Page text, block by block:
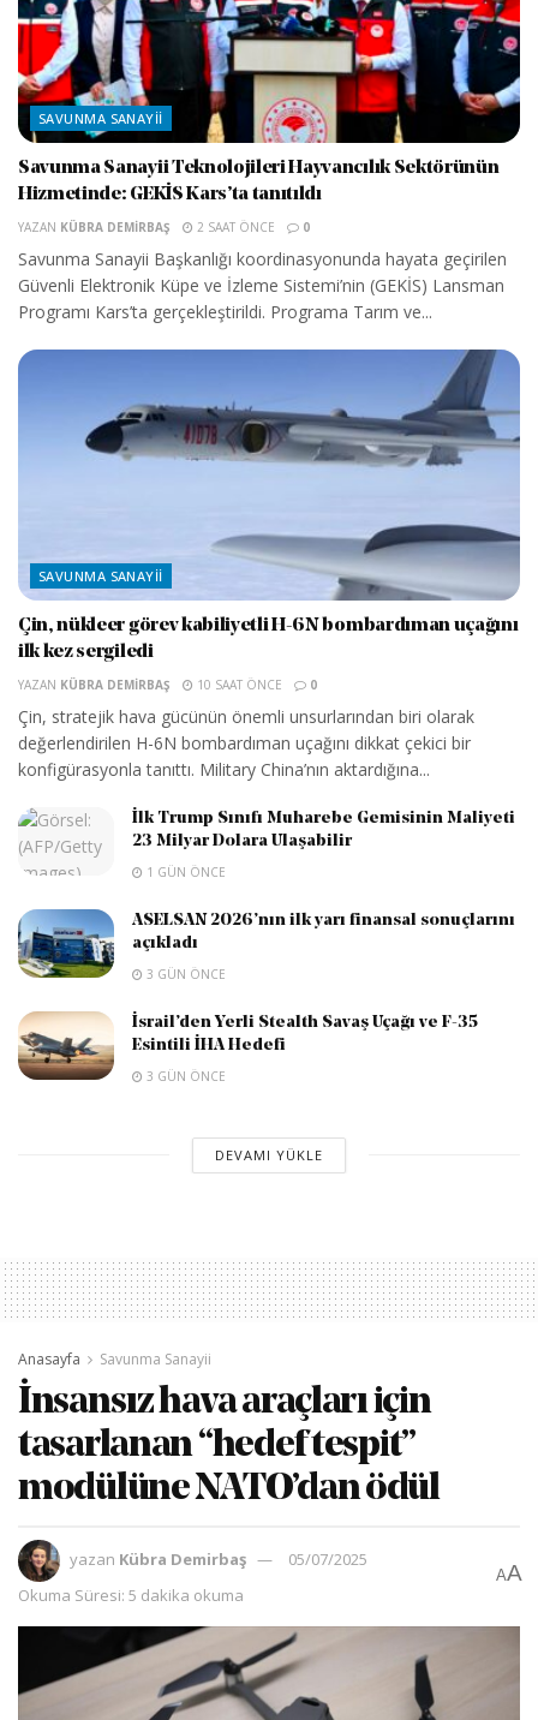
SAVUNMA SANAYII
Savunma Sanayii Teknolojileri Hayvancılık Sektörünün
Hizmetinde: GEKİS Kars’ta tanıtıldı
YAZAN KÜBRA DEMIRBAŞ 2 SAAT ÖNCE 0
Savunma Sanayii Başkanlığı koordinasyonunda hayata geçirilen
Güvenli Elektronik Küpe ve İzleme Sistemi’nin (GEKİS) Lansman
Programı Kars’ta gerçekleştirildi. Programa Tarım ve...
SAVUNMA SANAYII
Çin, nükleer görev kabiliyetli H-6N bombardıman uçağını
ilk kez sergiledi
YAZAN KÜBRA DEMIRBAŞ 10 SAAT ÖNCE 0
Çin, stratejik hava gücünün önemli unsurlarından biri olarak
değerlendirilen H-6N bombardıman uçağını dikkat çekici bir
konfigürasyonla tanıttı. Military China’nın aktardığına...
İlk Trump Sınıfı Muharebe Gemisinin Maliyeti
23 Milyar Dolara Ulaşabilir
1 GÜN ÖNCE
ASELSAN 2026’nın ilk yarı finansal sonuçlarını
açıkladı
3 GÜN ÖNCE
İsrail’den Yerli Stealth Savaş Uçağı ve F-35
Esintili İHA Hedefi
3 GÜN ÖNCE
DEVAMI YÜKLE
Anasayfa Savunma Sanayii
İnsansız hava araçları için
tasarlanan “hedef tespit”
modülüne NATO’dan ödül
yazan Kübra Demirbaş
05/07/2025
Okuma Süresi: 5 dakika okuma
AA